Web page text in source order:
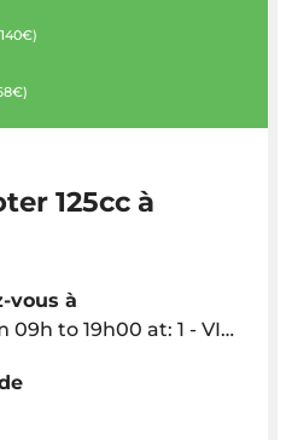
125cc à
vous à
Av. Vieira de Castro, 64 || 2 - CABEÇO: Edificio Colina, Estrada Regional 120, Cabeço